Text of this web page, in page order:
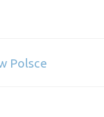
Polsce